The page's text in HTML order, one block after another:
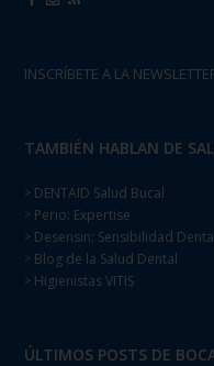
INSCRÍBETE A LA
TAMBIÉN HABLAN DE
> DENTAID Salud Bucal
> Perio: Expertise
> Desensin: Sensibilidad
> Blog de la Salud Dental
> Higienistas VITIS
ÚLTIMOS POSTS DE